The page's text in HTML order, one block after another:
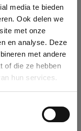
media te bieden
Ook delen we
met onze
en analyse. Deze
met andere
of die ze hebben
hun services.
name, VAT or
will auto-complete the
you can create